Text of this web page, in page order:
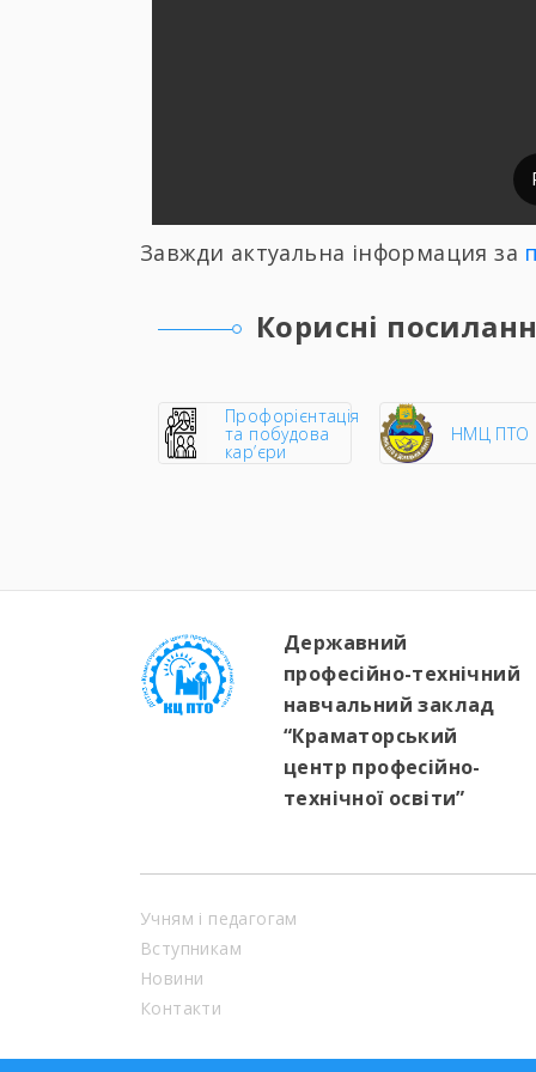
Завжди актуальна інформация за
Корисні
Профорієнтація
та побудова
кар’єри
НМЦ ПТО
Державний
професійно-технічний
навчальний заклад
“Краматорський
центр професійно-
технічної освіти”
Учням і педагогам
Вступникам
Новини
Контакти